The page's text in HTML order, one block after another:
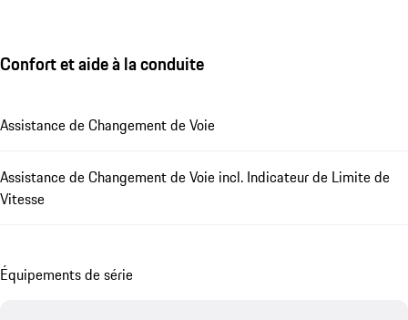
Confort et aide à la conduite
Assistance de Changement de Voie
Assistance de Changement de Voie incl. Indicateur de Limite de
Vitesse
Équipements de série